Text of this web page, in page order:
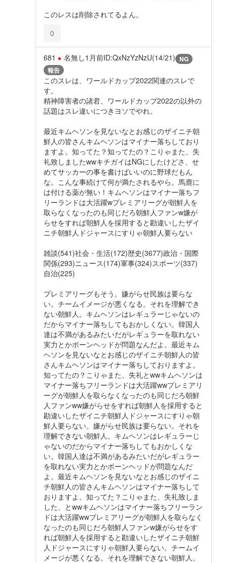
このレスは削除されてるよん。
0
681 名無し1月前ID:QxNzYzNzU(14/21) NG
報告
このスレは、ワールドカップ2022関連のスレで
す。
精神障害者の諸君、ワールドカップ2022の以外の
話題はスレ違いにつきヨソでやれ。
最近キムヘソンを見ないなとお感じのザイニチ朝
鮮人の皆さんキムヘソンはマイナー落ちしており
ますよ。知ってた？知ってたの？こりゃまた、失
礼致しましたwwキチガイはNGにしたけどさ、せ
めてサッカーの事を書けばいいのに野球だもん
な。こんな事続けて何が満たされるやら。馬鹿に
は付ける薬が無い！キムヘソンはマイナー落ちフ
リーランドは大活躍wプレミアリーグが朝鮮人を
取らなくなったのも同じだろ朝鮮人ファンw嫌が
らせをすれば朝鮮人を採用すると勘違いしたザイ
ニチ朝鮮人ドジャースにすりゃ朝鮮人要らない
雑談(541)社会・生活(172)歴史(3677)政治・国際
関係(293)ニュース(174)軍事(324)スポーツ(337)
自治(225)
プレミアリーグもそう。嫌がらせ民族は要らな
い。チームイメージが悪くなる。それを理解でき
ない朝鮮人。キムヘソンはレギュラーじゃないの
だからマイナー落ちしてもおかしくない。韓国人
達は不満があるみたいだがレギュラーを取れない
実力とかボーンヘッドが問題なんだよ。最近キム
ヘソンを見ないなとお感じのザイニチ朝鮮人の皆
さんキムヘソンはマイナー落ちしておりますよ。
知ってたの？こりゃまた、失礼とwwキムヘソンは
マイナー落ちフリーランドは大活躍wwプレミアリ
ーグが朝鮮人を取らなくなったのも同じだろ朝鮮
人ファンww嫌がらせをすれば朝鮮人を採用すると
勘違いしたザイニチ朝鮮人ドジャースにすりゃ朝
鮮人要らない。嫌がらせ民族は要らない。それを
理解できない朝鮮人。キムヘソンはレギュラーじ
ゃないのだからマイナー落ちしてもおかしくな
い。韓国人達は不満があるみたいだがレギュラー
を取れない実力とかボーンヘッドが問題なんだ
よ。最近キムヘソンを見ないなとお感じのザイニ
チ朝鮮人の皆さんキムヘソンはマイナー落ちして
おりますよ。知ってた？こりゃまた、失礼致しま
した、とwwキムヘソンはマイナー落ちフリーラン
ドは大活躍wwプレミアリーグが朝鮮人を取らなく
なったのも同じだろ朝鮮人ファンw嫌がらせをす
れば朝鮮人を採用すると勘違いしたザイニチ朝鮮
人ドジャースにすりゃ朝鮮人要らない。チームイ
メージが悪くなる。それを理解できない朝鮮人。